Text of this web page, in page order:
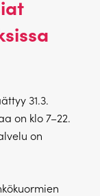
31.3.
on klo 7–22.
on